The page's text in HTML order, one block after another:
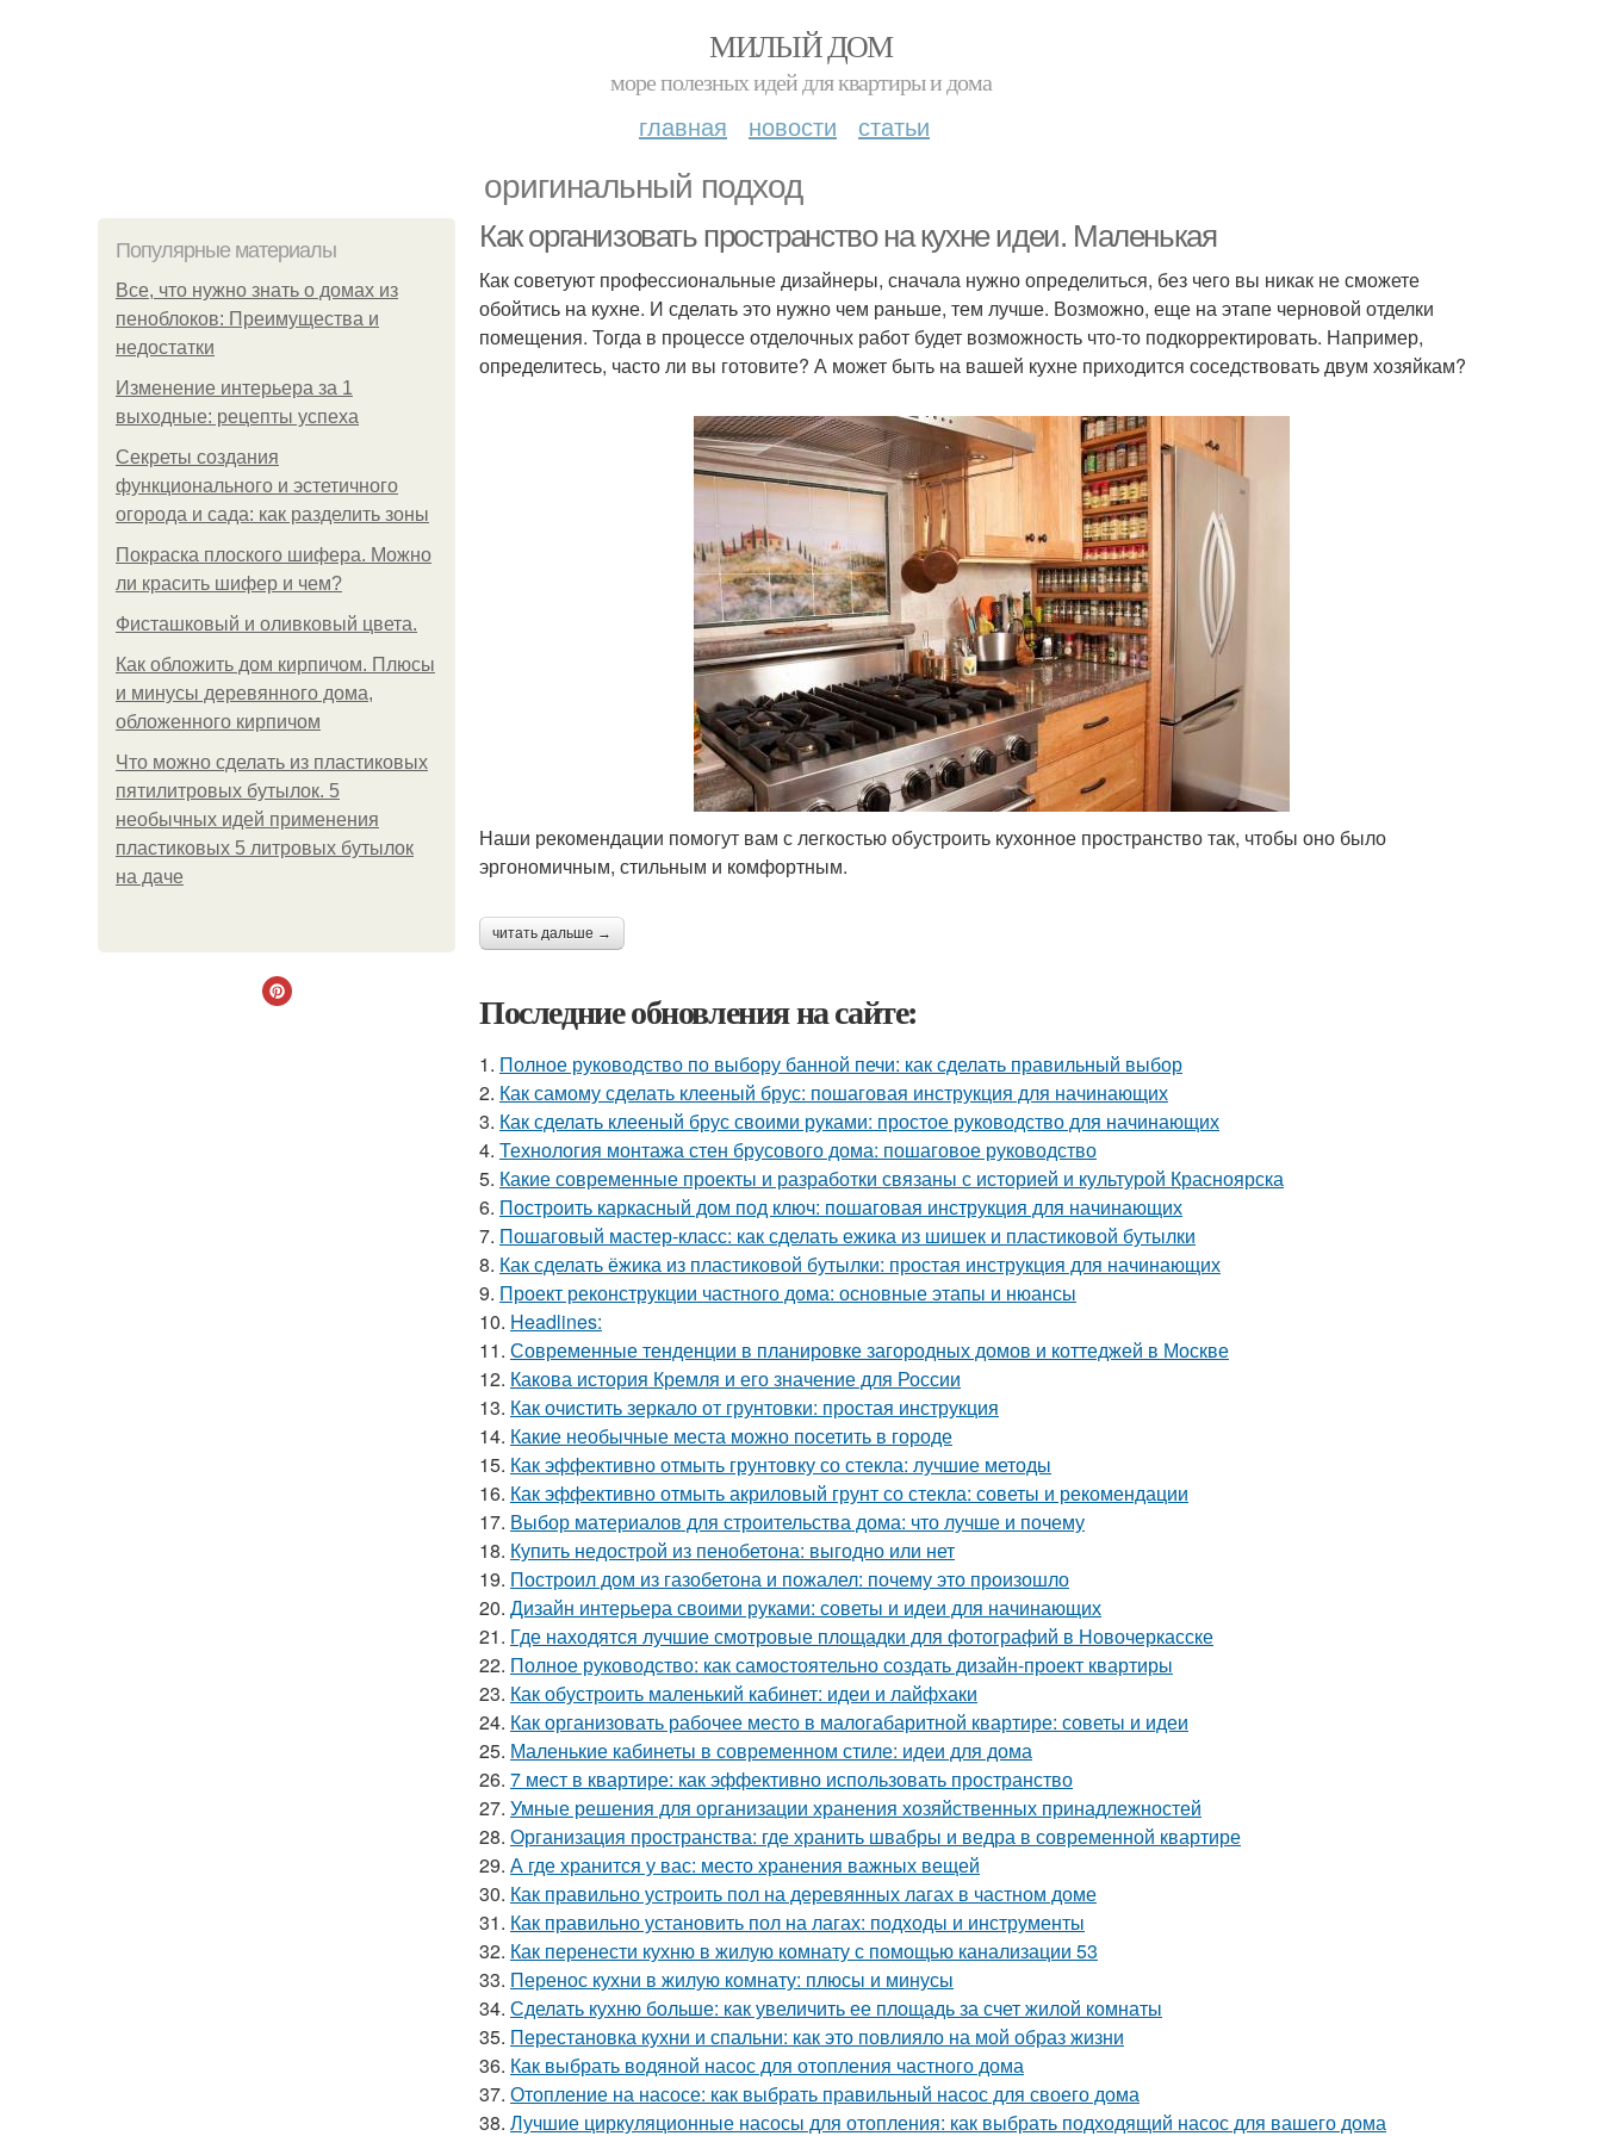
МИЛЫЙ ДОМ
море полезных идей для квартиры и дома
главная новости статьи
оригинальный подход
Популярные материалы
Все, что нужно знать о домах из
пеноблоков: Преимущества и
недостатки
Изменение интерьера за 1
выходные: рецепты успеха
Секреты создания
функционального и эстетичного
огорода и сада: как разделить зоны
Покраска плоского шифера. Можно
ли красить шифер и чем?
Фисташковый и оливковый цвета.
Как обложить дом кирпичом. Плюсы
и минусы деревянного дома,
обложенного кирпичом
Что можно сделать из пластиковых
пятилитровых бутылок. 5
необычных идей применения
пластиковых 5 литровых бутылок
на даче
Как организовать пространство на кухне идеи. Маленькая
Как советуют профессиональные дизайнеры, сначала нужно определиться, без чего вы никак не сможете
обойтись на кухне. И сделать это нужно чем раньше, тем лучше. Возможно, еще на этапе черновой отделки
помещения. Тогда в процессе отделочных работ будет возможность что-то подкорректировать. Например,
определитесь, часто ли вы готовите? А может быть на вашей кухне приходится соседствовать двум хозяйкам?
Наши рекомендации помогут вам с легкостью обустроить кухонное пространство так, чтобы оно было
эргономичным, стильным и комфортным.
читать дальше →
Последние обновления на сайте:
1. Полное руководство по выбору банной печи: как сделать правильный выбор
2. Как самому сделать клееный брус: пошаговая инструкция для начинающих
3. Как сделать клееный брус своими руками: простое руководство для начинающих
4. Технология монтажа стен брусового дома: пошаговое руководство
5. Какие современные проекты и разработки связаны с историей и культурой Красноярска
6. Построить каркасный дом под ключ: пошаговая инструкция для начинающих
7. Пошаговый мастер-класс: как сделать ежика из шишек и пластиковой бутылки
8. Как сделать ёжика из пластиковой бутылки: простая инструкция для начинающих
9. Проект реконструкции частного дома: основные этапы и нюансы
10. Headlines:
11. Современные тенденции в планировке загородных домов и коттеджей в Москве
12. Какова история Кремля и его значение для России
13. Как очистить зеркало от грунтовки: простая инструкция
14. Какие необычные места можно посетить в городе
15. Как эффективно отмыть грунтовку со стекла: лучшие методы
16. Как эффективно отмыть акриловый грунт со стекла: советы и рекомендации
17. Выбор материалов для строительства дома: что лучше и почему
18. Купить недострой из пенобетона: выгодно или нет
19. Построил дом из газобетона и пожалел: почему это произошло
20. Дизайн интерьера своими руками: советы и идеи для начинающих
21. Где находятся лучшие смотровые площадки для фотографий в Новочеркасске
22. Полное руководство: как самостоятельно создать дизайн-проект квартиры
23. Как обустроить маленький кабинет: идеи и лайфхаки
24. Как организовать рабочее место в малогабаритной квартире: советы и идеи
25. Маленькие кабинеты в современном стиле: идеи для дома
26. 7 мест в квартире: как эффективно использовать пространство
27. Умные решения для организации хранения хозяйственных принадлежностей
28. Организация пространства: где хранить швабры и ведра в современной квартире
29. А где хранится у вас: место хранения важных вещей
30. Как правильно устроить пол на деревянных лагах в частном доме
31. Как правильно установить пол на лагах: подходы и инструменты
32. Как перенести кухню в жилую комнату с помощью канализации 53
33. Перенос кухни в жилую комнату: плюсы и минусы
34. Сделать кухню больше: как увеличить ее площадь за счет жилой комнаты
35. Перестановка кухни и спальни: как это повлияло на мой образ жизни
36. Как выбрать водяной насос для отопления частного дома
37. Отопление на насосе: как выбрать правильный насос для своего дома
38. Лучшие циркуляционные насосы для отопления: как выбрать подходящий насос для вашего дома